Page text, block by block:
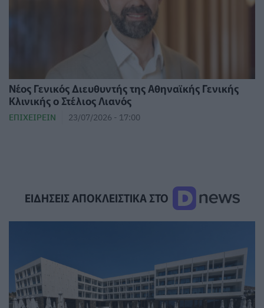
Νέος Γενικός Διευθυντής της Αθηναϊκής Γενικής
Κλινικής ο Στέλιος Λιανός
ΕΠΙΧΕΙΡΕΊΝ 23/07/2026 - 17:00
ΕΙΔΗΣΕΙΣ ΑΠΟΚΛΕΙΣΤΙΚΑ ΣΤΟ